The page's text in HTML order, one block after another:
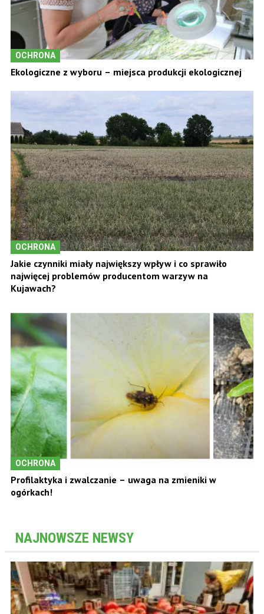
OCHRONA
Ekologiczne z wyboru – miejsca produkcji ekologicznej
OCHRONA
Jakie czynniki miały największy wpływ i co sprawiło
najwięcej problemów producentom warzyw na
Kujawach?
OCHRONA
Profilaktyka i zwalczanie – uwaga na zmieniki w
ogórkach!
NAJNOWSZE NEWSY